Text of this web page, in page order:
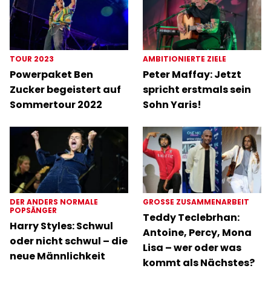
TOUR 2023
Powerpaket Ben
Zucker begeistert auf
Sommertour 2022
AMBITIONIERTE ZIELE
Peter Maffay: Jetzt
spricht erstmals sein
Sohn Yaris!
DER ANDERS NORMALE
POPSÄNGER
Harry Styles: Schwul
oder nicht schwul – die
neue Männlichkeit
GROSSE ZUSAMMENARBEIT
Teddy Teclebrhan:
Antoine, Percy, Mona
Lisa – wer oder was
kommt als Nächstes?